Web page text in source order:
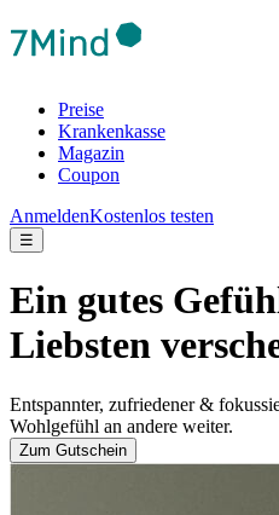
Preise
Krankenkasse
Magazin
Coupon
AnmeldenKostenlos testen
☰
Ein gutes
Liebsten
Entspannter, zufriedener &
Wohlgefühl an andere weiter.
Zum Gutschein